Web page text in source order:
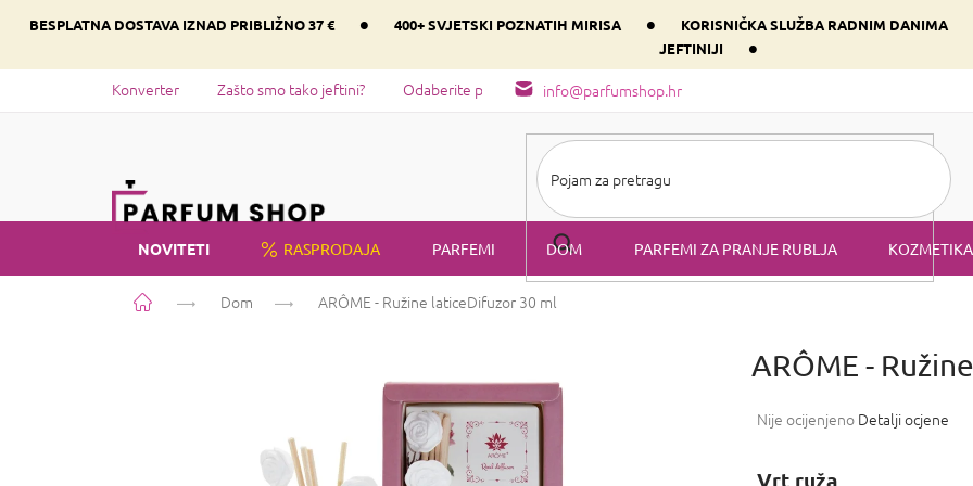
BESPLATNA DOSTAVA IZNAD PRIBLIŽNO 37 € • 400+ SVJETSKI POZNATIH MIRISA • KORISNIČKA SLUŽBA RADNIM DANIMA
JEFTINIJI
•
info@parfumshop.hr
Konverter Zašto smo tako jeftini? Odaberite parfem svog srca prema dominantnoj komponenti
NOVITETI RASPRODAJA PARFEMI DOM PARFEMI ZA PRANJE RUBLJA KOZMETIKA
Početna Dom ARÔME - Ružine laticeDifuzor 30 ml
ARÔME -
Prosječna
je
Nije ocijenjeno Detalji ocjene
Vrt ruža